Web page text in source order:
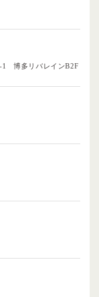
3-1博多リバレインB2F